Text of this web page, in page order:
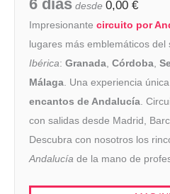
6 días desde 0,00 €
Impresionante circuito por
lugares más emblemáticos del
Ibérica: Granada Córdoba
Málaga . Una experiencia
encantos de Andalucía .
con salidas desde Madrid,
Descubra con nosotros los
Andalucía de la mano de